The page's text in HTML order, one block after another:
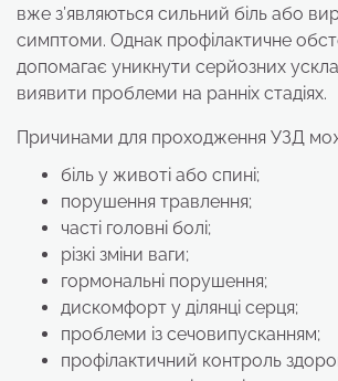
вже з’являються сильний біль або
симптоми. Однак профілактичне
допомагає уникнути серйозних
виявити проблеми на ранніх стадіях.
Причинами для проходження УЗД
біль у животі або спині;
порушення травлення;
часті головні болі;
різкі зміни ваги;
гормональні порушення;
дискомфорт у ділянці серця;
проблеми із сечовипусканням;
профілактичний контроль